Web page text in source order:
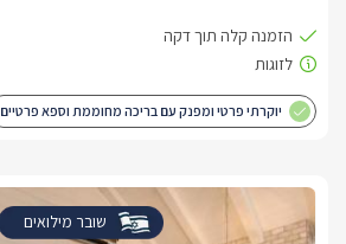
יוקרתי פרטי ומפנק עם בריכה מחוממת וספא פרטיים
שובר מילואים